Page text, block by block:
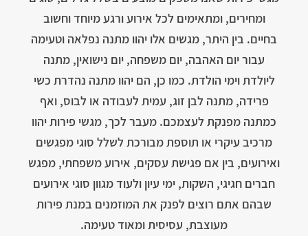
ומחירים, ומתאימים לכל אירוע ורגע מיוחד וחשוב
בחיים. בין היתר, מגשים אלו יהוו מתנה נפלאה וטעימה
עבור יום האהבה, יום משפחה, יום נישואין, מתנה
ליולדת וימי הולדת. כמו כן, הם יהוו מתנה נהדרת כשי
פרידה, מתנה לבן זוג, עמית לעבודה או לבוס, ואף
כמתנה מפנקת לעצמכם. מעבר לכך, מגשי פירות יהוו
מרכיב עיקרי או תוספת מבורכת לשלל סוגי מפגשים
ואירועים, בין אם פגישת עסקים, אירוע משפחתי, מפגש
חברים חגיגי, השקות, ימי עיון ולעוד מגוון סוגי אירועים
שבהם אתם רוצים לפנק את המוזמנים במנת פירות
מעוצבת, עסיסית ומאוד טעימה.